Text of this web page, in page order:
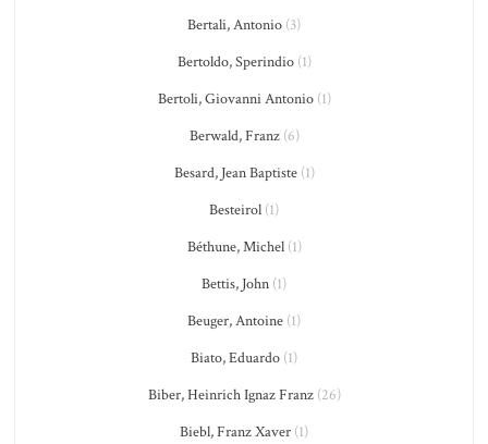
Bertali, Antonio (3)
Bertoldo, Sperindio(1)
Bertoli, Giovanni Antonio(1)
Berwald, Franz(6)
Besard, Jean Baptiste(1)
Besteirol (1)
Béthune, Michel(1)
Bettis, John (1)
Beuger, Antoine (1)
Biato, Eduardo (1)
Biber, Heinrich Ignaz Franz(26)
Biebl, Franz Xaver (1)